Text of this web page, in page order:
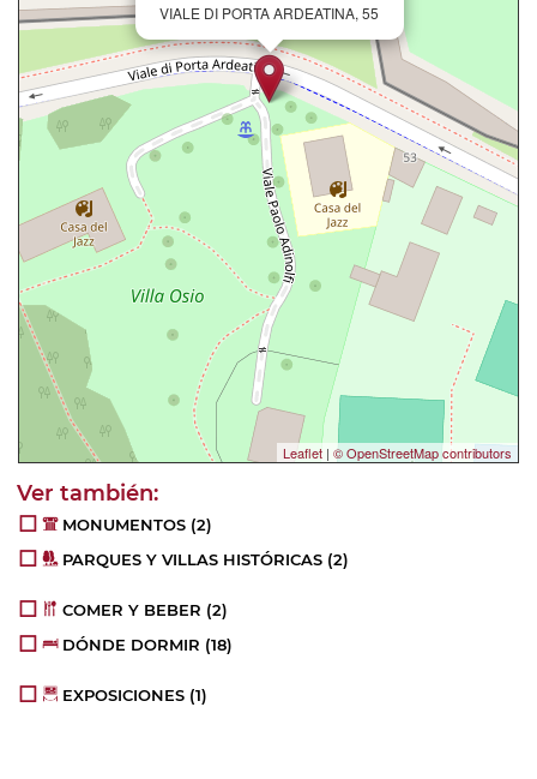
VIALE DI PORTA ARDEATINA, 55
Leaflet | © OpenStreetMap contributors
MONUMENTOS (2)
PARQUES Y VILLAS HISTÓRICAS (2)
COMER Y BEBER (2)
DÓNDE DORMIR (18)
EXPOSICIONES (1)